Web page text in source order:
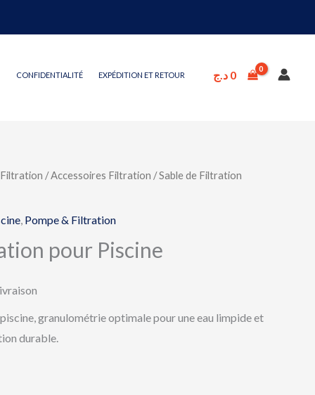
CONFIDENTIALITÉ EXPÉDITION ET RETOUR 0 د.ج
/Accessoires Filtration / Sable de Filtration
Pompe & Filtration
pour Piscine
granulométrie optimale pour une eau limpide et
durable.